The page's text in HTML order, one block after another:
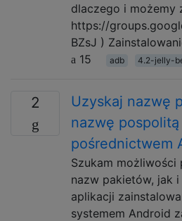
dlaczego i możemy
https://
BZsJ )
15
adb 4.2-jelly-
2
Uzyskaj nazwę
nazwę
pośrednictwem
Szukam możliwości
nazw pakietów, jak
aplikacji
systemem Android